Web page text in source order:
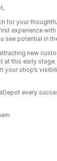
for your
experience
see potential in
new
at this early
your shop’s
every